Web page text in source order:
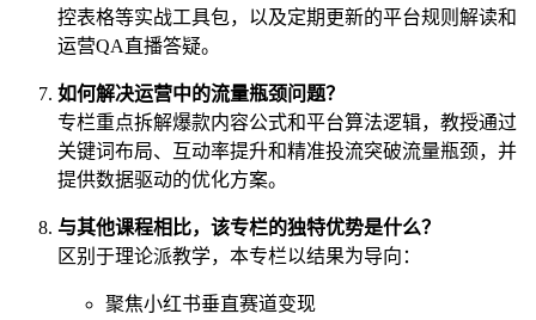
控表格等实战工具包，以及定期更新的平台规则解读和
运营QA直播答疑。
如何解决运营中的流量瓶颈问题？
专栏重点拆解爆款内容公式和平台算法逻辑，教授通过
关键词布局、互动率提升和精准投流突破流量瓶颈，并
提供数据驱动的优化方案。
与其他课程相比，该专栏的独特优势是什么？
区别于理论派教学，本专栏以结果为导向：
聚焦小红书垂直赛道变现